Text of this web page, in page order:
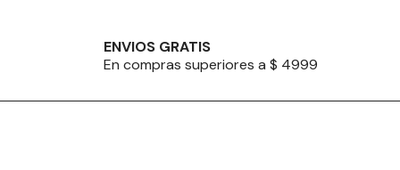
ENVIOS GRATIS
En compras superiores a $ 4999